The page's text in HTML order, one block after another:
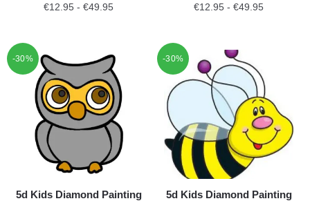
€12.95 - €49.95 €12.95 - €49.95
-30%
5d Kids Diamond Painting
-30%
5d Kids Diamond Painting